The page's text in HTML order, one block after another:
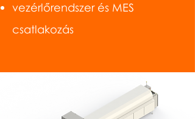
vezérlőrendszer és MES
csatlakozás